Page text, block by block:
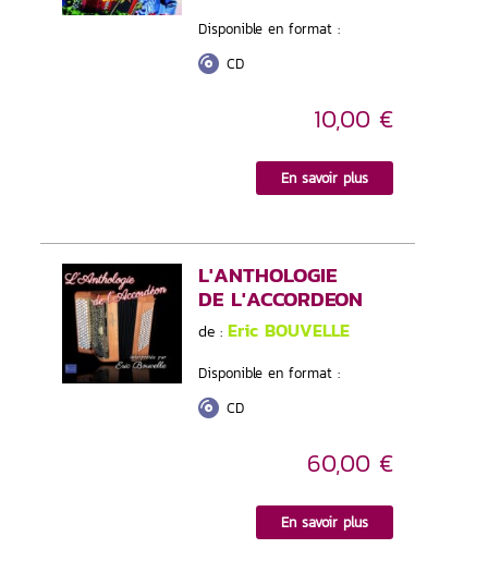
Disponible en format :
CD
10,00 €
En savoir plus
L'ANTHOLOGIE
DE L'ACCORDEON
de : Eric BOUVELLE
Disponible en format :
CD
60,00 €
En savoir plus